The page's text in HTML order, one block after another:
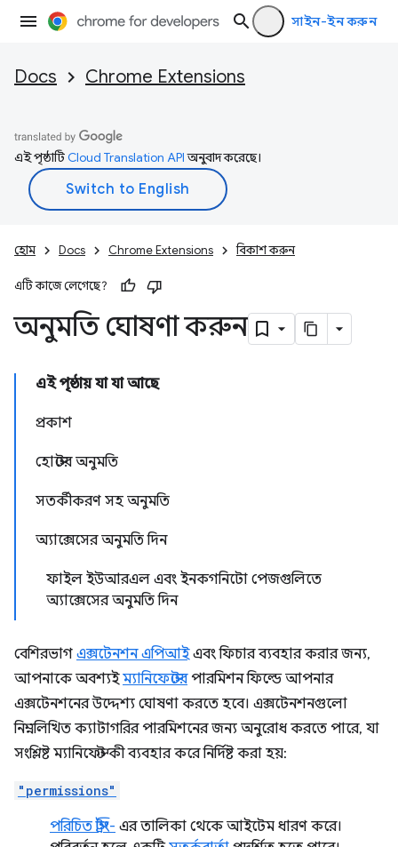
সাইন-ইন করুন
Docs Chrome Extensions
এই পৃষ্ঠাটিCloud Translation APIঅনুবাদ করেছে।
হোম Docs Chrome Extensions বিকাশ করুন
এটি কাজে লেগেছে?
অনুমতি ঘোষণা করুন
এই পৃষ্ঠায় যা যা আছে
প্রকাশ
হোস্টের অনুমতি
সতর্কীকরণ সহ অনুমতি
অ্যাক্সেসের অনুমতি দিন
ফাইল ইউআরএল এবং ইনকগনিটো পেজগুলিতে
অ্যাক্সেসের অনুমতি দিন
বেশিরভাগ এক্সটেনশন এপিআইএবং ফিচার ব্যবহার করার জন্য,
আপনাকে অবশ্যইম্যানিফেস্টেরপারমিশন ফিল্ডে আপনার
এক্সটেনশনের উদ্দেশ্য ঘোষণা করতে হবে। এক্সটেনশনগুলো
নিম্নলিখিত ক্যাটাগরির পারমিশনের জন্য অনুরোধ করতে পারে, যা
সংশ্লিষ্ট ম্যানিফেস্ট কী ব্যবহার করে নির্দিষ্ট করা হয়:
"permissions"
পরিচিত স্ট্রিং- এর তালিকা থেকে আইটেম ধারণ করে।